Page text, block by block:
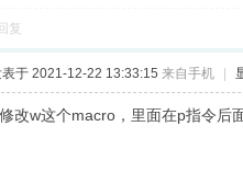
回复
表于 2021-12-22 13:33:15 来自手机
改w这个macro，里面在p指令后